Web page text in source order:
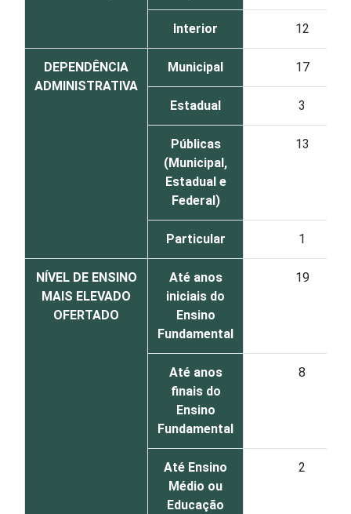
Interior 12
DEPENDÊNCIA
ADMINISTRATIVA
Municipal 17
Estadual 3
Públicas
(Municipal,
Estadual e
Federal)
13
Particular 1
NÍVEL DE ENSINO
MAIS ELEVADO
OFERTADO
Até anos
iniciais do
Ensino
Fundamental
19
Até anos
finais do
Ensino
Fundamental
8
Até Ensino
Médio ou
Educação
2